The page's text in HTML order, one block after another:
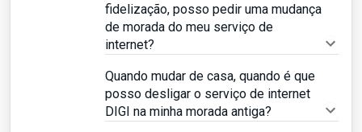
fidelização, posso pedir uma mudança
de morada do meu serviço de
internet?
Quando mudar de casa, quando é que
posso desligar o serviço de internet
DIGI na minha morada antiga?